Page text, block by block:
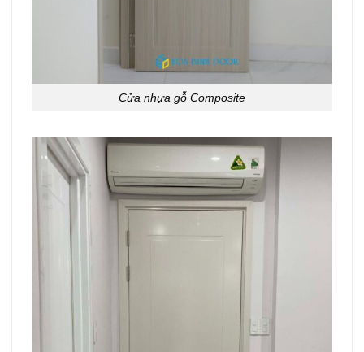
Cửa nhựa gỗ Composite